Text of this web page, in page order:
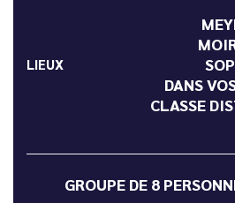
LIEUX
DANS
CLASSE
GROUPE DE 8